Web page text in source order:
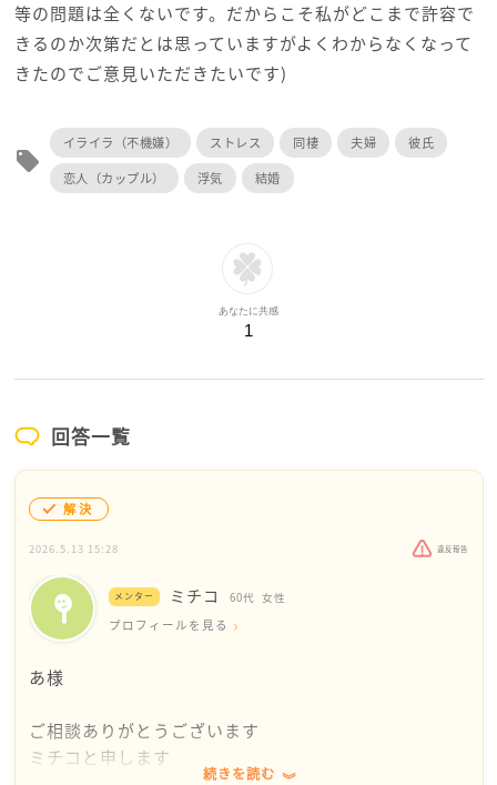
等の問題は全くないです。だからこそ私がどこまで許容で
きるのか次第だとは思っていますがよくわからなくなって
きたのでご意見いただきたいです)
local_offer
イライラ（不機嫌） ストレス 同棲 夫婦
彼氏
恋人（カップル）
浮気 結婚
あなたに共感
1
回答一覧
解決
2026.5.13 15:28 違反報告
メンター ミチコ 60代 女性
プロフィールを見る
あ様
ご相談ありがとうございます
ミチコと申します
続きを読む